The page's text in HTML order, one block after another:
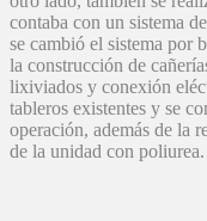
contaba con un sistema
se cambió el sistema por
la construcción de
lixiviados y conexión
tableros existentes y se
operación, además de la
de la unidad con poliurea.